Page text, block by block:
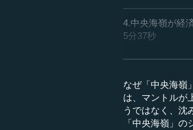
4.中央海嶺が経
5分37秒
なぜ「中央海嶺
は、マントルが
うではなく、沈
「中央海嶺」